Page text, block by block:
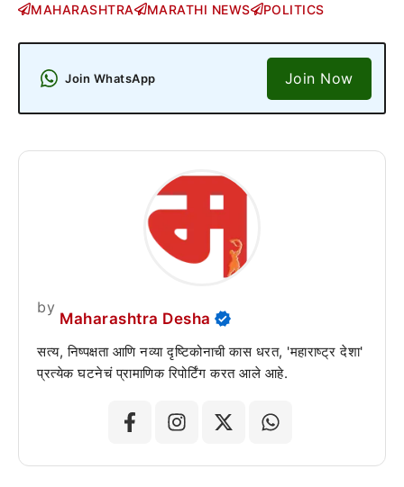
MAHARASHTRA MARATHI NEWS POLITICS
Join WhatsApp Join Now
by
Maharashtra Desha
सत्य, निष्पक्षता आणि नव्या दृष्टिकोनाची कास धरत, 'महाराष्ट्र देशा'
प्रत्येक घटनेचं प्रामाणिक रिपोर्टिंग करत आले आहे.